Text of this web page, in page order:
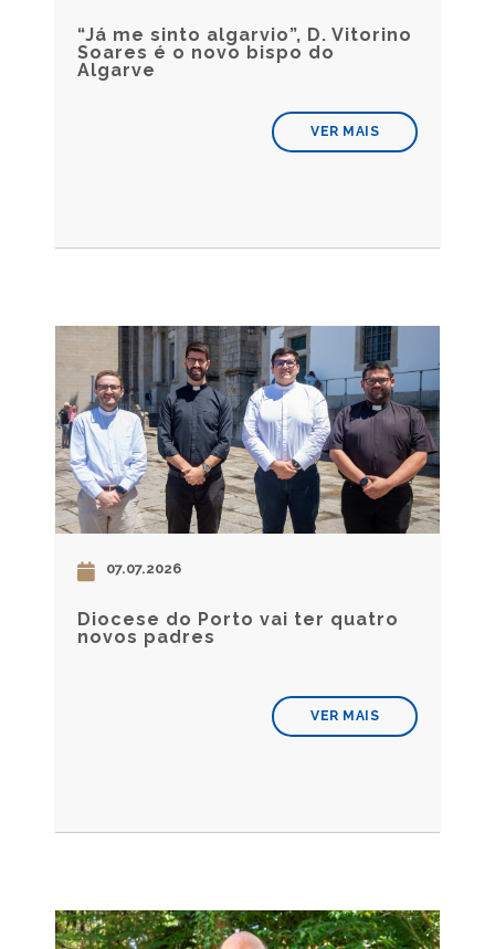
“Já me sinto algarvio”, D. Vitorino
Soares é o novo bispo do
Algarve
VER MAIS
07.07.2026
Diocese do Porto vai ter quatro
novos padres
VER MAIS